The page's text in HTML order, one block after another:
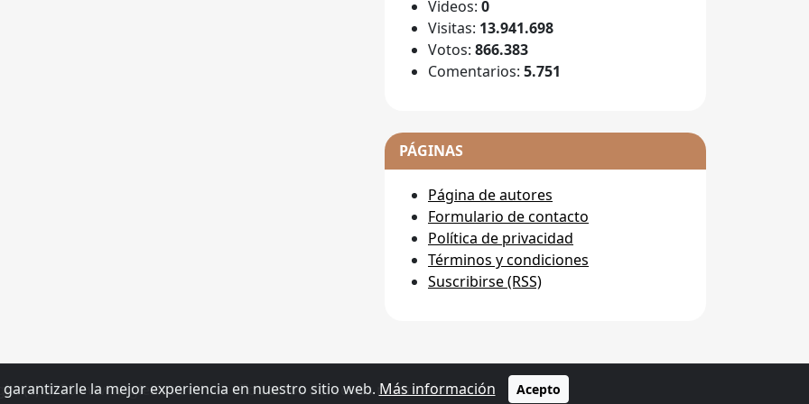
Videos: 0
Visitas: 13.941.698
Votos: 866.383
Comentarios: 5.751
PÁGINAS
Página de autores
Formulario de contacto
Política de privacidad
Términos y condiciones
Suscribirse (RSS)
(c) 2026 - www.iglesias.com.es - Todos los derechos reservados
la mejor experiencia en nuestro sitio web. Más información Acepto